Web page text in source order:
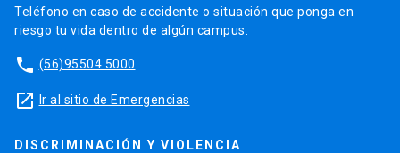
Teléfono en caso de accidente o situación que ponga en
riesgo tu vida dentro de algún campus.
phone (56)95504 5000
launch Ir al sitio de Emergencias
DISCRIMINACIÓN Y VIOLENCIA